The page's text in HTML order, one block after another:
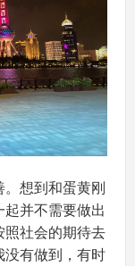
想到和蛋黄刚
并不需要做出
照社会的期待去
没有做到，有时